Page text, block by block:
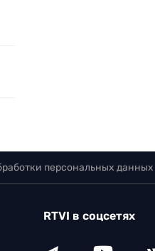
персональных данных
RTVI в соцсетях